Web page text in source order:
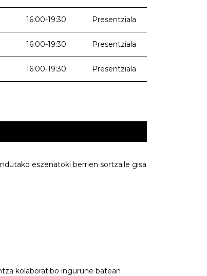
16:00-19:30 Presentziala
16:00-19:30 Presentziala
16:00-19:30 Presentziala
eszenatoki berrien sortzaile gisa
kolaboratibo ingurune batean